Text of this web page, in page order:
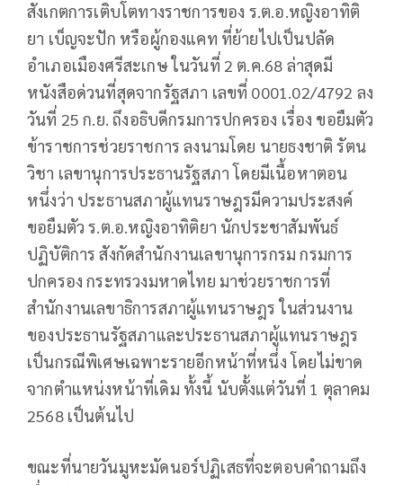
สังเกตการเติบโตทางราชการของ ร.ต.อ.หญิงอาทิติ
ยา เบ็ญจะปัก หรือผู้กองแคท ที่ย้ายไปเป็นปลัด
อำเภอเมืองศรีสะเกษ ในวันที่ 2 ต.ค.68 ล่าสุดมี
หนังสือด่วนที่สุดจากรัฐสภา เลขที่ 0001.02/4792 ลง
วันที่ 25 ก.ย. ถึงอธิบดีกรมการปกครอง เรื่อง ขอยืมตัว
ข้าราชการช่วยราชการ ลงนามโดย นายธงชาติ รัตน
วิชา เลขานุการประธานรัฐสภา โดยมีเนื้อหาตอน
หนึ่งว่า ประธานสภาผู้แทนราษฎรมีความประสงค์
ขอยืมตัว ร.ต.อ.หญิงอาทิติยา นักประชาสัมพันธ์
ปฏิบัติการ สังกัดสำนักงานเลขานุการกรม กรมการ
ปกครอง กระทรวงมหาดไทย มาช่วยราชการที่
สำนักงานเลขาธิการสภาผู้แทนราษฎร ในส่วนงาน
ของประธานรัฐสภาและประธานสภาผู้แทนราษฎร
เป็นกรณีพิเศษเฉพาะรายอีกหน้าที่หนึ่ง โดยไม่ขาด
จากตำแหน่งหน้าที่เดิม ทั้งนี้ นับตั้งแต่วันที่ 1 ตุลาคม
2568 เป็นต้นไป
ขณะที่นายวันมูหะมัดนอร์ปฏิเสธที่จะตอบคำถามถึง